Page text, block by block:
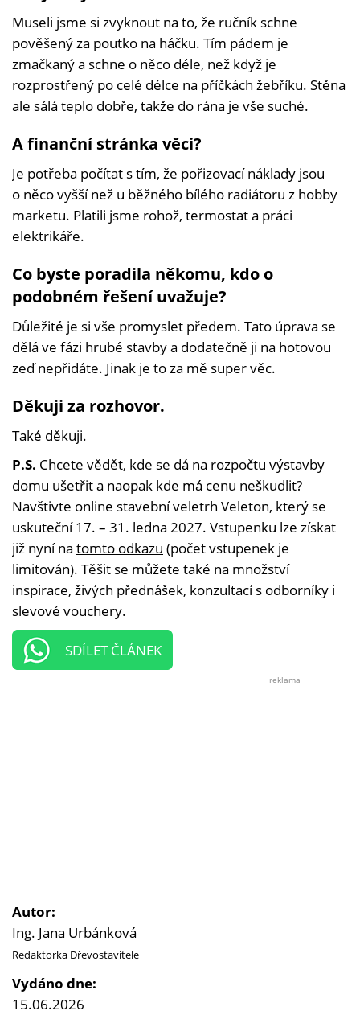
Museli jsme si zvyknout na to, že ručník schne
pověšený za poutko na háčku. Tím pádem je
zmačkaný a schne o něco déle, než když je
rozprostřený po celé délce na příčkách žebříku. Stěna
ale sálá teplo dobře, takže do rána je vše suché.
A finanční stránka věci?
Je potřeba počítat s tím, že pořizovací náklady jsou
o něco vyšší než u běžného bílého radiátoru z hobby
marketu. Platili jsme rohož, termostat a práci
elektrikáře.
Co byste poradila někomu, kdo o
podobném řešení uvažuje?
Důležité je si vše promyslet předem. Tato úprava se
dělá ve fázi hrubé stavby a dodatečně ji na hotovou
zeď nepřidáte. Jinak je to za mě super věc.
Děkuji za rozhovor.
Také děkuji.
P.S. Chcete vědět, kde se dá na rozpočtu výstavby
domu ušetřit a naopak kde má cenu neškudlit?
Navštivte online stavební veletrh Veleton, který se
uskuteční 17. – 31. ledna 2027. Vstupenku lze získat
již nyní na tomto odkazu (počet vstupenek je
limitován). Těšit se můžete také na množství
inspirace, živých přednášek, konzultací s odborníky i
slevové vouchery.
SDÍLET ČLÁNEK
reklama
Autor:
Ing. Jana Urbánková
Redaktorka Dřevostavitele
Vydáno dne:
15.06.2026